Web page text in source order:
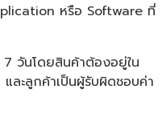
หรือ Software ที่
วันโดยสินค้าต้องอยู่ใน
ละลูกค้าเป็นผู้รับผิดชอบค่า